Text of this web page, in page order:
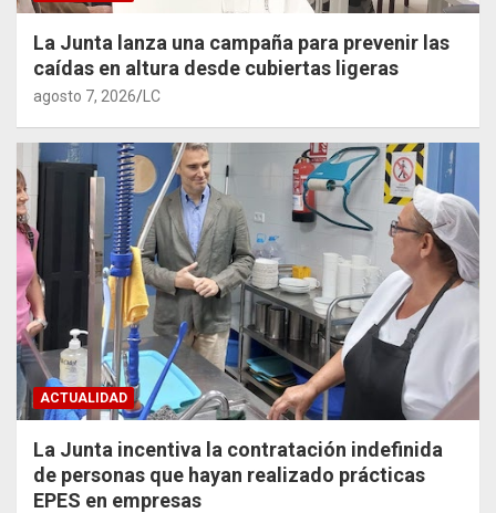
La Junta lanza una campaña para prevenir las
caídas en altura desde cubiertas ligeras
agosto 7, 2026 LC
ACTUALIDAD
La Junta incentiva la contratación indefinida
de personas que hayan realizado prácticas
EPES en empresas